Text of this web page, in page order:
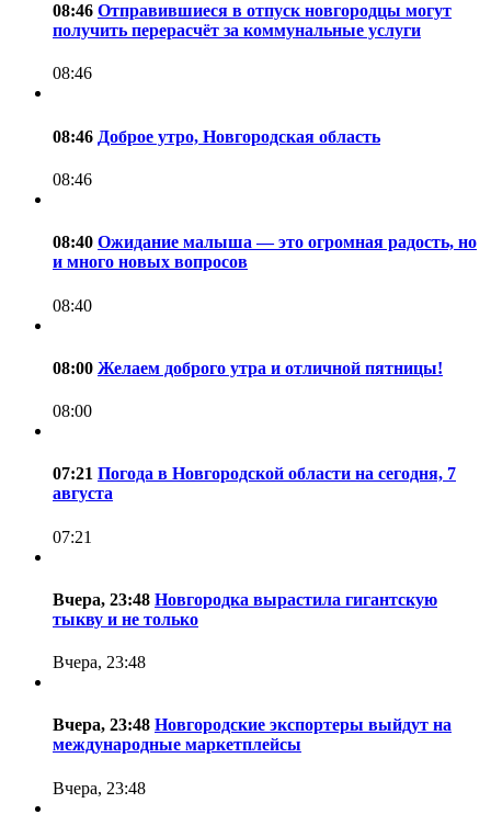
08:46 Отправившиеся в отпуск новгородцы могут
получить перерасчёт за коммунальные услуги
08:46
08:46 Доброе утро, Новгородская область
08:46
08:40 Ожидание малыша — это огромная радость, но
и много новых вопросов
08:40
08:00 Желаем доброго утра и отличной пятницы!
08:00
07:21 Погода в Новгородской области на сегодня, 7
августа
07:21
Вчера, 23:48 Новгородка вырастила гигантскую
тыкву и не только
Вчера, 23:48
Вчера, 23:48 Новгородские экспортеры выйдут на
международные маркетплейсы
Вчера, 23:48